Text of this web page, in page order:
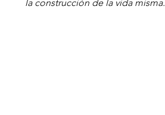
la construcción de la vida misma.